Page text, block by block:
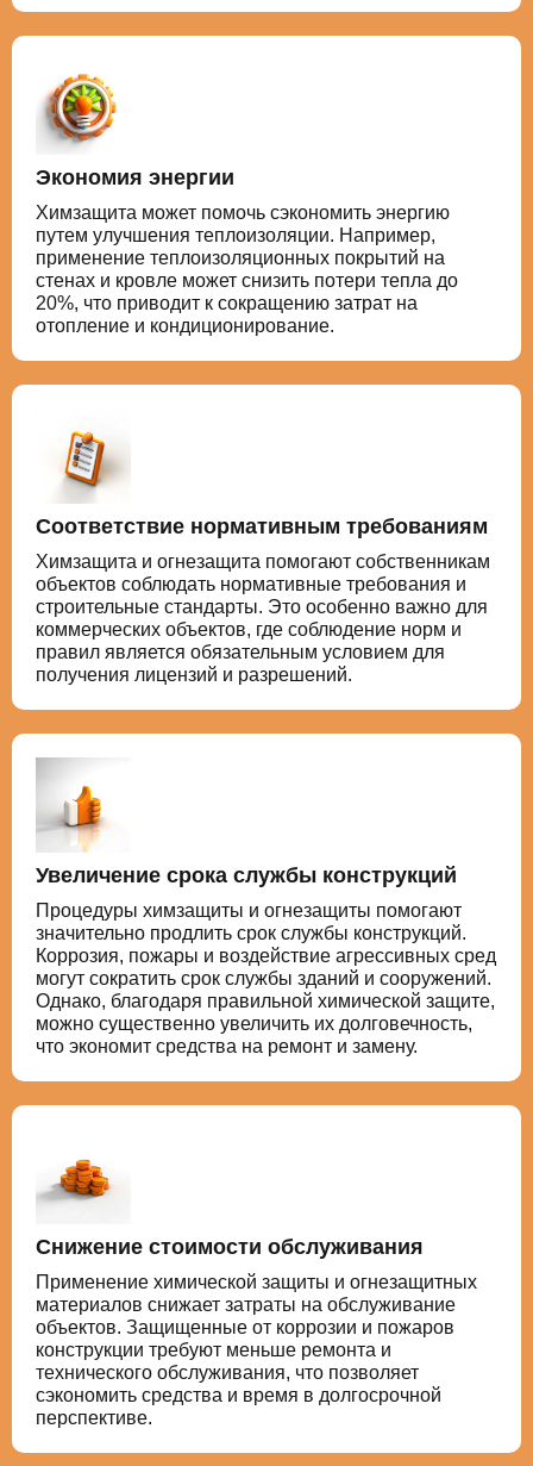
Экономия энергии
Химзащита может помочь сэкономить энергию
путем улучшения теплоизоляции. Например,
применение теплоизоляционных покрытий на
стенах и кровле может снизить потери тепла до
20%, что приводит к сокращению затрат на
отопление и кондиционирование.
Соответствие нормативным требованиям
Химзащита и огнезащита помогают собственникам
объектов соблюдать нормативные требования и
строительные стандарты. Это особенно важно для
коммерческих объектов, где соблюдение норм и
правил является обязательным условием для
получения лицензий и разрешений.
Увеличение срока службы конструкций
Процедуры химзащиты и огнезащиты помогают
значительно продлить срок службы конструкций.
Коррозия, пожары и воздействие агрессивных сред
могут сократить срок службы зданий и сооружений.
Однако, благодаря правильной химической защите,
можно существенно увеличить их долговечность,
что экономит средства на ремонт и замену.
Снижение стоимости обслуживания
Применение химической защиты и огнезащитных
материалов снижает затраты на обслуживание
объектов. Защищенные от коррозии и пожаров
конструкции требуют меньше ремонта и
технического обслуживания, что позволяет
сэкономить средства и время в долгосрочной
перспективе.